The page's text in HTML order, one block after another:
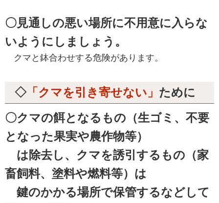
〇見通しの悪い場所に不用意に入らな
いようにしましょう。
クマと鉢合わせする危険があります。
◇「クマを引き寄せない」 ために
〇クマの餌となるもの（生ゴミ、不要
となった果実や農作物等）
は除去し、クマを誘引するもの（家
畜飼料、塗料や燃料等）は
鍵のかかる場所で保管するなどして